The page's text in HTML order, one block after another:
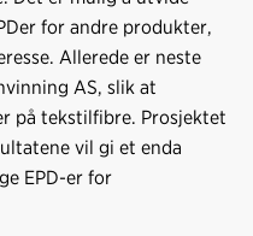
for andre produkter,
Allerede er neste
AS, slik at
på tekstilfibre. Prosjektet
vil gi et enda
EPD-er for